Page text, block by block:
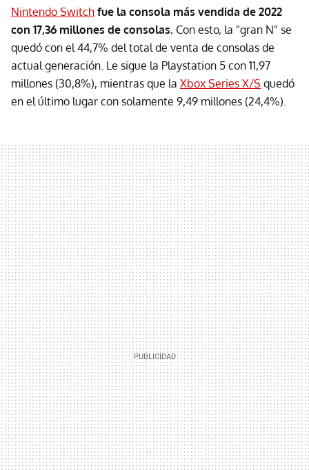
Nintendo Switch fue la consola más vendida de 2022
con 17,36 millones de consolas. Con esto, la "gran N" se
quedó con el 44,7% del total de venta de consolas de
actual generación. Le sigue la Playstation 5 con 11,97
millones (30,8%), mientras que la Xbox Series X/S quedó
en el último lugar con solamente 9,49 millones (24,4%).